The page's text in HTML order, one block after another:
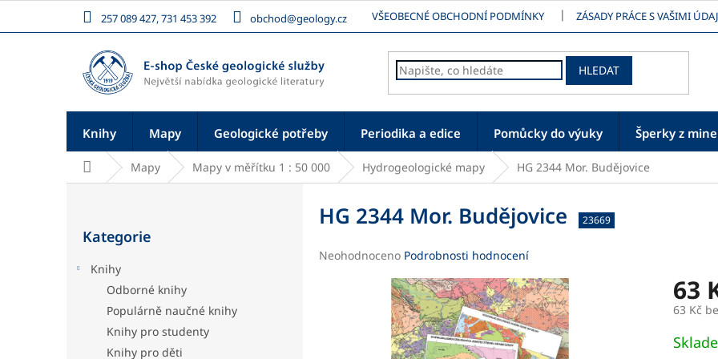
obsah
257 089 427, 731 453 392 obchod@geology.cz VŠEOBECNÉ OBCHODNÍ PODMÍNKY ZÁSADY PRÁCE S VAŠIMI
HLEDAT
Knihy Mapy Geologické potřeby Periodika a edice Pomůcky do výuky Šperky z
Domů Mapy Mapy v měřítku 1 : 50 000 Hydrogeologické mapy HG 2344 Mor. Budějovice
kategorie
Kategorie
Knihy
Odborné knihy
Populárně naučné knihy
Knihy pro studenty
Knihy pro děti
HG 2344 Mor. Budějovice 23669
Průměrné
Neohodnoceno Podrobnosti hodnocení
63
63 Kč
cena: